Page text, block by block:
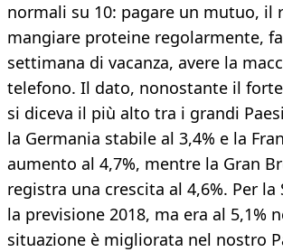
normali su 10: pagare un mutuo, il
mangiare proteine regolarmente,
settimana di vacanza, avere la
telefono. Il dato, nonostante il
si diceva il più alto tra i grandi
la Germania stabile al 3,4% e la
aumento al 4,7%, mentre la Gran
registra una crescita al 4,6%. Per la
la previsione 2018, ma era al 5,1%
situazione è migliorata nel nostro